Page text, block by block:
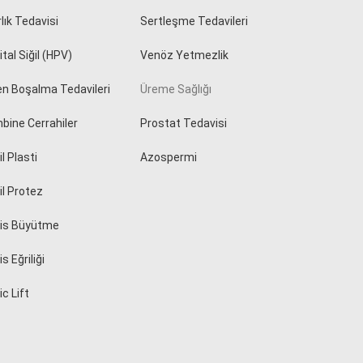
Tedavisi
Siğil (HPV)
Boşalma Tedavileri
Cerrahiler
Plasti
Protez
Büyütme
Eğriliği
Lift
Sertleşme Tedavileri
Venöz Yetmezlik
Üreme Sağlığı
Prostat Tedavisi
Azospermi